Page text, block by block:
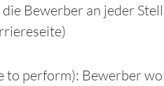
Bewerber an jeder
to perform): Bewerber